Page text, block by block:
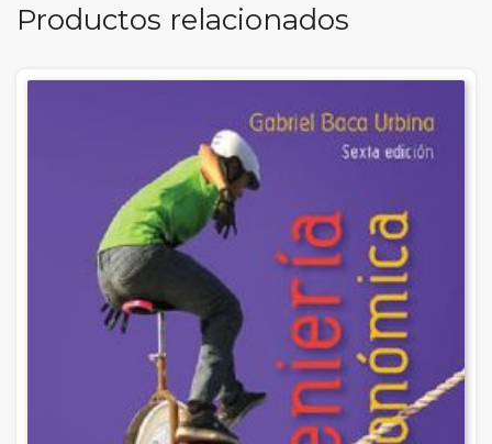
Productos relacionados